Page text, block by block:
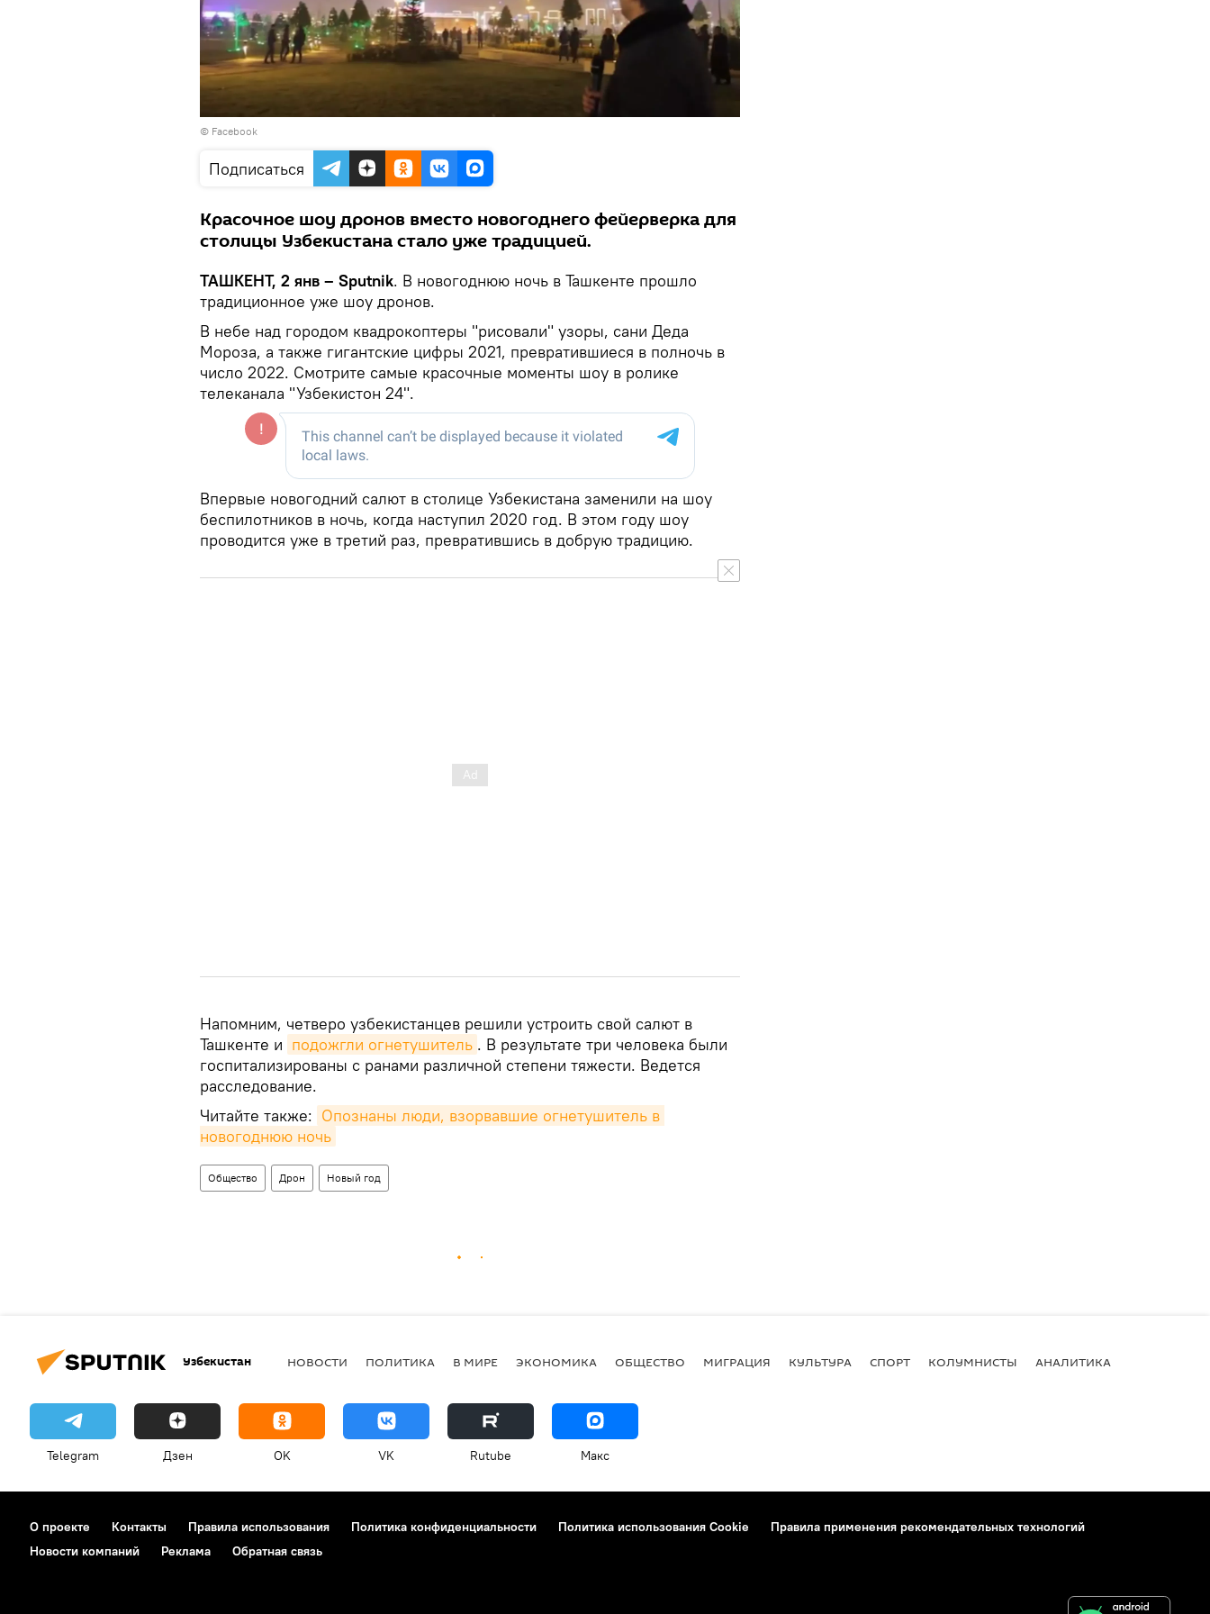
© Facebook
Подписаться
Красочное шоу дронов вместо новогоднего фейерверка для
столицы Узбекистана стало уже традицией.
ТАШКЕНТ, 2 янв – Sputnik. В новогоднюю ночь в Ташкенте прошло
традиционное уже шоу дронов.
В небе над городом квадрокоптеры "рисовали" узоры, сани Деда
Мороза, а также гигантские цифры 2021, превратившиеся в полночь в
число 2022. Смотрите самые красочные моменты шоу в ролике
телеканала "Узбекистон 24".
Впервые новогодний салют в столице Узбекистана заменили на шоу
беспилотников в ночь, когда наступил 2020 год. В этом году шоу
проводится уже в третий раз, превратившись в добрую традицию.
Напомним, четверо узбекистанцев решили устроить свой салют в
Ташкенте и подожгли огнетушитель . В результате три человека были
госпитализированы с ранами различной степени тяжести. Ведется
расследование.
Читайте также: Опознаны люди, взорвавшие огнетушитель в
новогоднюю ночь
Общество Дрон Новый год
Узбекистан НОВОСТИ ПОЛИТИКА В МИРЕ ЭКОНОМИКА ОБЩЕСТВО МИГРАЦИЯ КУЛЬТУРА СПОРТ КОЛУМНИСТЫ АНАЛИТИКА
Telegram Дзен OK VK Rutube Макс
О проекте Контакты Правила использования Политика конфиденциальности Политика использования Cookie
Правила применения рекомендательных технологий
Новости компаний
Реклама Обратная связь